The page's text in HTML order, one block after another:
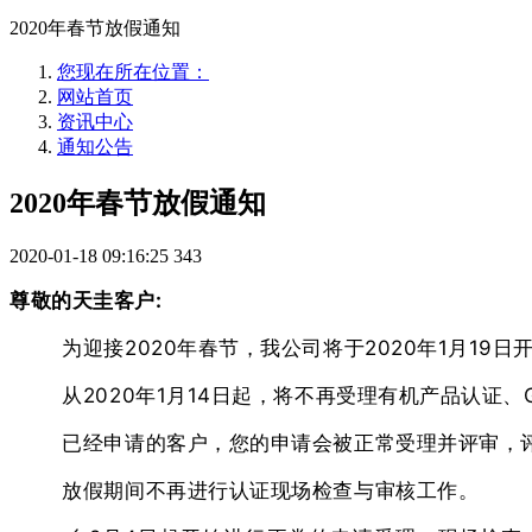
2020年春节放假通知
您现在所在位置：
网站首页
资讯中心
通知公告
2020年春节放假通知
2020-01-18 09:16:25 343
尊敬的天圭客户:
为迎接2020年春节，我公司将于2020年1月19日开
从2020年1月14日起，将不再受理有机产品认证、
已经申请的客户，您的申请会被正常受理并评审，
放假期间不再进行认证现场检查与审核工作。